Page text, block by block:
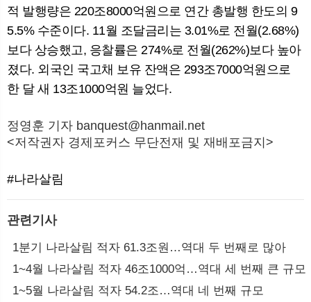
적 발행량은 220조8000억원으로 연간 총발행 한도의 9
5.5% 수준이다. 11월 조달금리는 3.01%로 전월(2.68%)
보다 상승했고, 응찰률은 274%로 전월(262%)보다 높아
졌다. 외국인 국고채 보유 잔액은 293조7000억원으로
한 달 새 13조1000억원 늘었다.
정영훈 기자 banquest@hanmail.net
<저작권자 경제포커스 무단전재 및 재배포금지>
#나라살림
관련기사
1분기 나라살림 적자 61.3조원…역대 두 번째로 많아
1~4월 나라살림 적자 46조1000억…역대 세 번째 큰 규모
1~5월 나라살림 적자 54.2조…역대 네 번째 규모